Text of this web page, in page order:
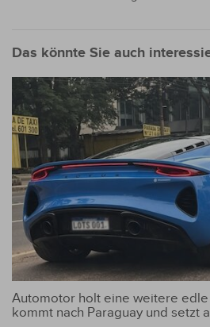
Das könnte Sie auch
Automotor holt eine weitere edle
kommt nach Paraguay und setzt